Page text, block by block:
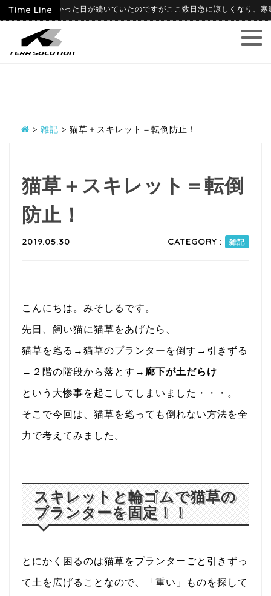
Time Line
に入って暑かった日が続いていたのですがここ数日急に涼しくなり、寒暖
> 雑記 > 猫草＋スキレット＝転倒防止！
猫草＋スキレット＝転倒
防止！
2019.05.30 CATEGORY : 雑記
こんにちは。みそしるです。
先日、飼い猫に猫草をあげたら、
猫草を毟る→猫草のプランターを倒す→引きずる
→２階の階段から落とす→ 廊下が土だらけ
という大惨事を起こしてしまいました・・・。
そこで今回は、猫草を毟っても倒れない方法を全
力で考えてみました。
スキレットと輪ゴムで猫草の
プランターを固定！！
とにかく困るのは猫草をプランターごと引きずっ
て土を広げることなので、「重い」ものを探して